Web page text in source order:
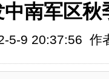
中南军区秋
5-9 20:37:56